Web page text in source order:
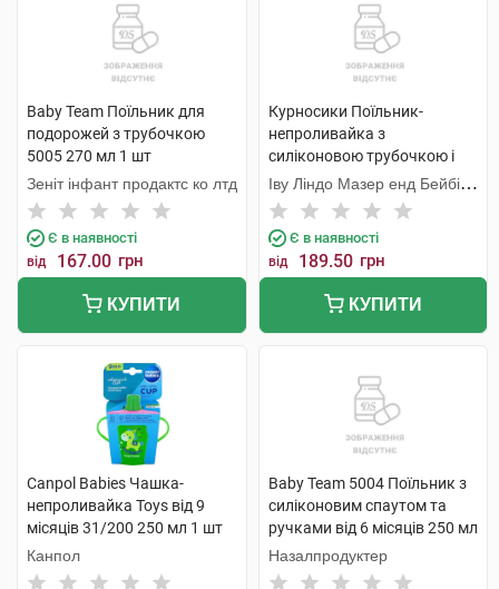
Baby Team Поїльник для
подорожей з трубочкою
5005 270 мл 1 шт
Зеніт інфант продактс ко лтд
Є в наявності
від 167.00 грн
КУПИТИ
Курносики Поїльник-
непроливайка з
силіконовою трубочкою і
ручками 7024 300 мл 1 шт
Іву Ліндо Мазер енд Бейбі
Продактс
Є в наявності
від 189.50 грн
КУПИТИ
Canpol Babies Чашка-
непроливайка Toys від 9
місяців 31/200 250 мл 1 шт
Канпол
Baby Team 5004 Поїльник з
силіконовим спаутом та
ручками від 6 місяців 250 мл
1 шт
Назалпродуктер